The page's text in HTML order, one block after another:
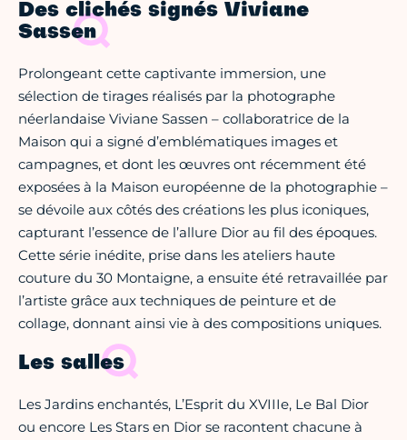
Des clichés signés Viviane
Sassen
Prolongeant cette captivante immersion, une
sélection de tirages réalisés par la photographe
néerlandaise Viviane Sassen – collaboratrice de la
Maison qui a signé d’emblématiques images et
campagnes, et dont les œuvres ont récemment été
exposées à la Maison européenne de la photographie –
se dévoile aux côtés des créations les plus iconiques,
capturant l’essence de l’allure Dior au fil des époques.
Cette série inédite, prise dans les ateliers haute
couture du 30 Montaigne, a ensuite été retravaillée par
l’artiste grâce aux techniques de peinture et de
collage, donnant ainsi vie à des compositions uniques.
Les salles
Les Jardins enchantés, L’Esprit du XVIIIe, Le Bal Dior
ou encore Les Stars en Dior se racontent chacune à